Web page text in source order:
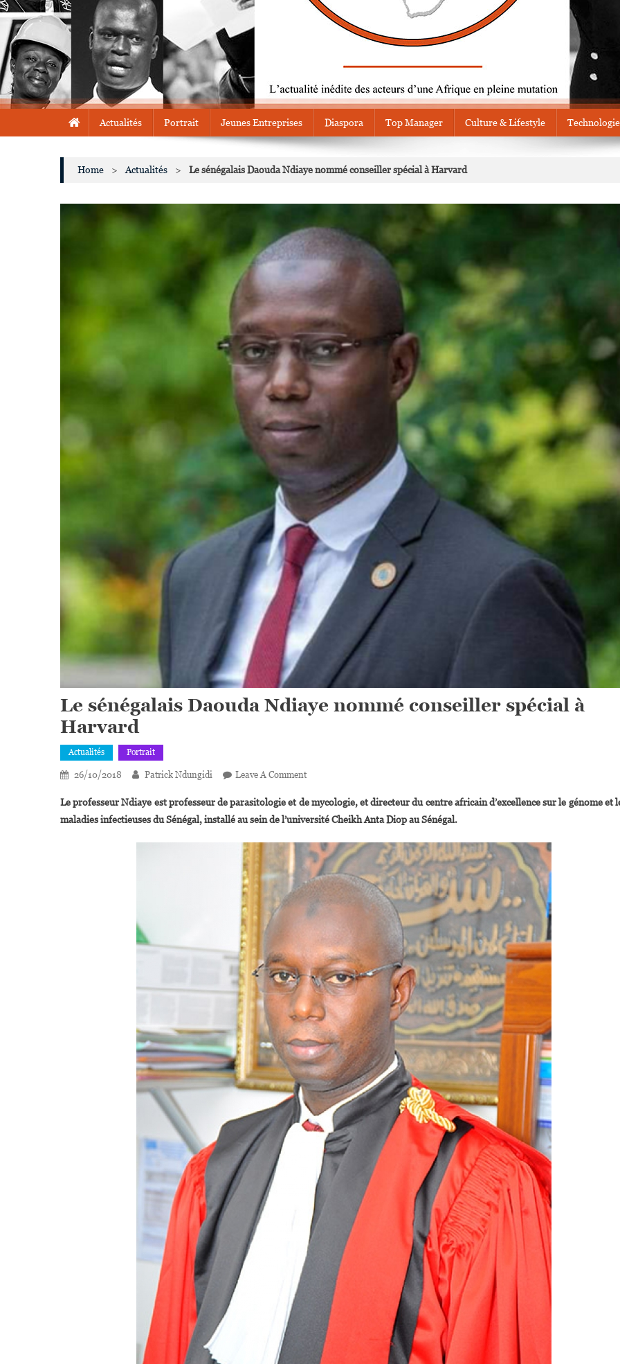
Actualités Portrait Jeunes Entreprises Diaspora Top Manager Culture & Lifestyle
Home > Actualités > Le sénégalais Daouda Ndiaye nommé conseiller spécial à Harvard
Le sénégalais Daouda Ndiaye nommé conseiller spécial à
Harvard
Actualités Portrait
26/10/2018 Patrick Ndungidi Leave A CommentOn
Sénégalais
Daouda
Nommé
Conseiller
Spécial
Harvard
Le professeur Ndiaye est professeur de parasitologie et de mycologie, et directeur du centre africain d’excellence sur le génome et
maladies infectieuses du Sénégal, installé au sein de l’université Cheikh Anta Diop au Sénégal.